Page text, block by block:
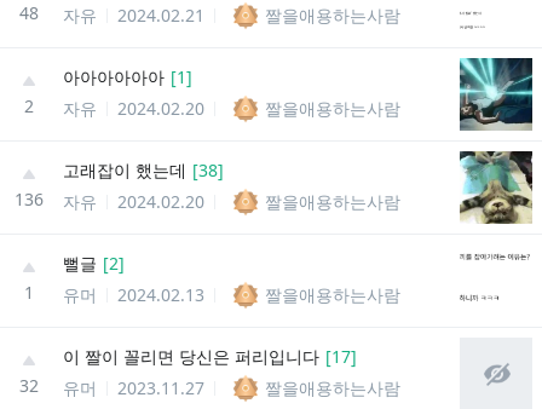
48
자유
2024.02.21 짤을애용하는사람
2
아아아아아아 [1]
자유
2024.02.20 짤을애용하는사람
136
고래잡이 했는데 [38]
자유
2024.02.20 짤을애용하는사람
1
뻘글 [2]
유머
2024.02.13 짤을애용하는사람
32
이 짤이 꼴리면 당신은 퍼리입니다 [17]
유머
2023.11.27 짤을애용하는사람